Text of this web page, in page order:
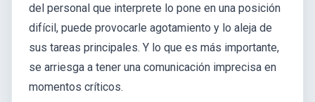
del personal que interprete lo pone en una posición
difícil, puede provocarle agotamiento y lo aleja de
sus tareas principales. Y lo que es más importante,
se arriesga a tener una comunicación imprecisa en
momentos críticos.